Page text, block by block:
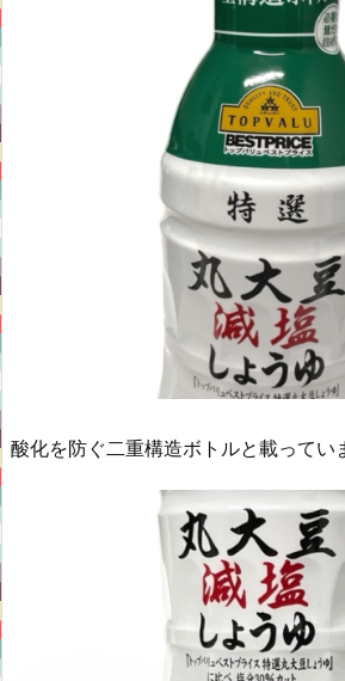
酸化を防ぐ二重構造ボトルと載ってい